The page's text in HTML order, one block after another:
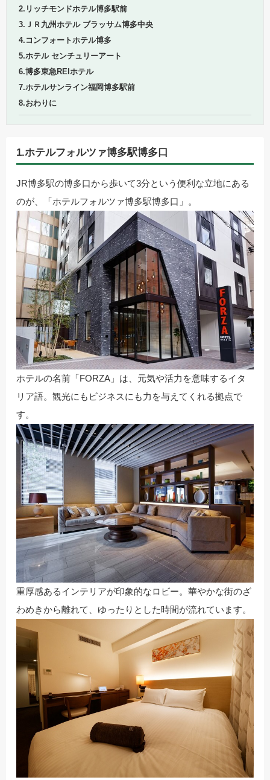
2.リッチモンドホテル博多駅前
3.ＪＲ九州ホテル ブラッサム博多中央
4.コンフォートホテル博多
5.ホテル センチュリーアート
6.博多東急REIホテル
7.ホテルサンライン福岡博多駅前
8.おわりに
1.ホテルフォルツァ博多駅博多口
JR博多駅の博多口から歩いて3分という便利な立地にある
のが、「ホテルフォルツァ博多駅博多口」。
ホテルの名前「FORZA」は、元気や活力を意味するイタ
リア語。観光にもビジネスにも力を与えてくれる拠点で
す。
重厚感あるインテリアが印象的なロビー。華やかな街のざ
わめきから離れて、ゆったりとした時間が流れています。